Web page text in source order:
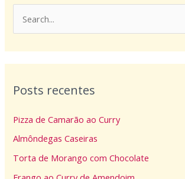
s
u
s
a
r
p
Posts recentes
Pizza de Camarão ao Curry
Almôndegas Caseiras
Torta de Morango com Chocolate